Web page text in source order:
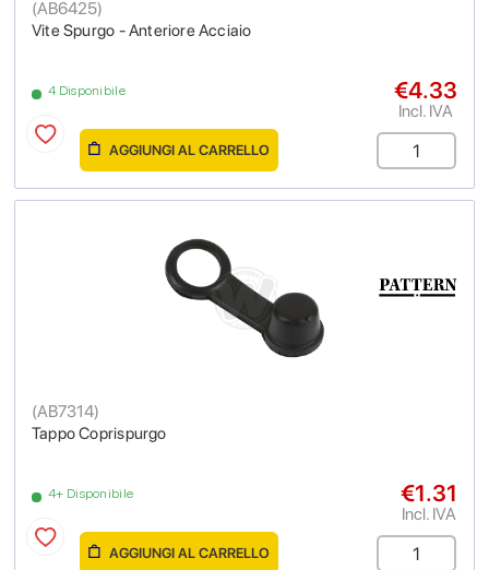
Vite Spurgo - Anteriore Acciaio
(AB6425)
4 Disponibile €4.33
Incl. IVA
AGGIUNGI AL CARRELLO
Tappo Coprispurgo
(AB7314)
4+ Disponibile €1.31
Incl. IVA
AGGIUNGI AL CARRELLO